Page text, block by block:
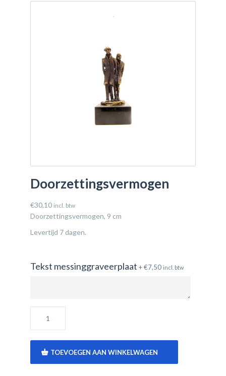
Doorzettingsvermogen
€30,10 incl. btw
Doorzettingsvermogen, 9 cm
Levertijd 7 dagen.
Tekst messinggraveerplaat +€7,50 incl. btw
TOEVOEGEN AAN WINKELWAGEN